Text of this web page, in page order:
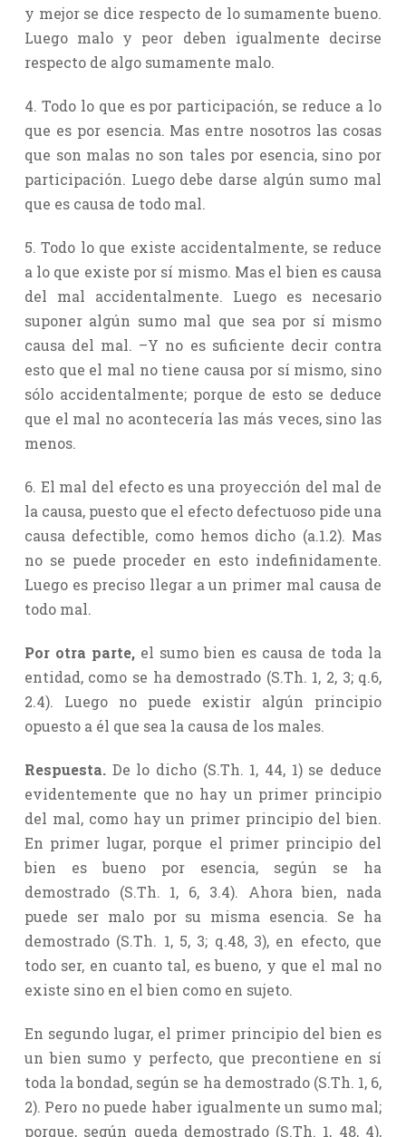
y mejor se dice respecto de lo sumamente bueno.
Luego malo y peor deben igualmente decirse
respecto de algo sumamente malo.
4. Todo lo que es por participación, se reduce a lo
que es por esencia. Mas entre nosotros las cosas
que son malas no son tales por esencia, sino por
participación. Luego debe darse algún sumo mal
que es causa de todo mal.
5. Todo lo que existe accidentalmente, se reduce
a lo que existe por sí mismo. Mas el bien es causa
del mal accidentalmente. Luego es necesario
suponer algún sumo mal que sea por sí mismo
causa del mal. –Y no es suficiente decir contra
esto que el mal no tiene causa por sí mismo, sino
sólo accidentalmente; porque de esto se deduce
que el mal no acontecería las más veces, sino las
menos.
6. El mal del efecto es una proyección del mal de
la causa, puesto que el efecto defectuoso pide una
causa defectible, como hemos dicho (a.1.2). Mas
no se puede proceder en esto indefinidamente.
Luego es preciso llegar a un primer mal causa de
todo mal.
Por otra parte,el sumo bien es causa de toda la
entidad, como se ha demostrado (S.Th. 1, 2, 3; q.6,
2.4). Luego no puede existir algún principio
opuesto a él que sea la causa de los males.
Respuesta.De lo dicho (S.Th. 1, 44, 1) se deduce
evidentemente que no hay un primer principio
del mal, como hay un primer principio del bien.
En primer lugar, porque el primer principio del
bien es bueno por esencia, según se ha
demostrado (S.Th. 1, 6, 3.4). Ahora bien, nada
puede ser malo por su misma esencia. Se ha
demostrado (S.Th. 1, 5, 3; q.48, 3), en efecto, que
todo ser, en cuanto tal, es bueno, y que el mal no
existe sino en el bien como en sujeto.
En segundo lugar, el primer principio del bien es
un bien sumo y perfecto, que precontiene en sí
toda la bondad, según se ha demostrado (S.Th. 1, 6,
2). Pero no puede haber igualmente un sumo mal;
porque, según queda demostrado (S.Th. 1, 48, 4),